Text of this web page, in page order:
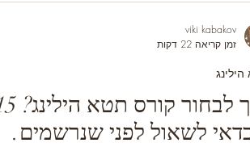
לשאול לפני שנרשמים.
viki kabakov
זמן קריאה 22 דקות